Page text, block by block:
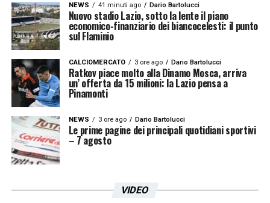
NEWS 41 minuti ago Dario Bartolucci
Nuovo stadio Lazio, sotto la lente il piano
economico-finanziario dei biancocelesti: il punto
sul Flaminio
CALCIOMERCATO 3 ore ago Dario Bartolucci
Ratkov piace molto alla Dinamo Mosca, arriva
un’ offerta da 15 milioni: la Lazio pensa a
Pinamonti
NEWS 3 ore ago Dario Bartolucci
Le prime pagine dei principali quotidiani sportivi
– 7 agosto
VIDEO